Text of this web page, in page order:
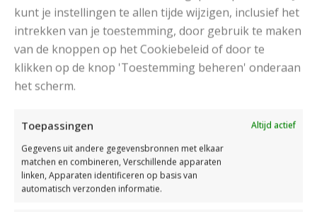
kunt je instellingen te allen tijde wijzigen, inclusief het
intrekken van je toestemming, door gebruik te maken
van de knoppen op het Cookiebeleid of door te
klikken op de knop 'Toestemming beheren' onderaan
het scherm.
Toepassingen
Altijd actief
Gegevens uit andere gegevensbronnen met elkaar
matchen en combineren, Verschillende apparaten
linken, Apparaten identificeren op basis van
automatisch verzonden informatie.